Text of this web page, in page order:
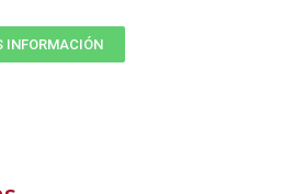
INFORMACIÓN